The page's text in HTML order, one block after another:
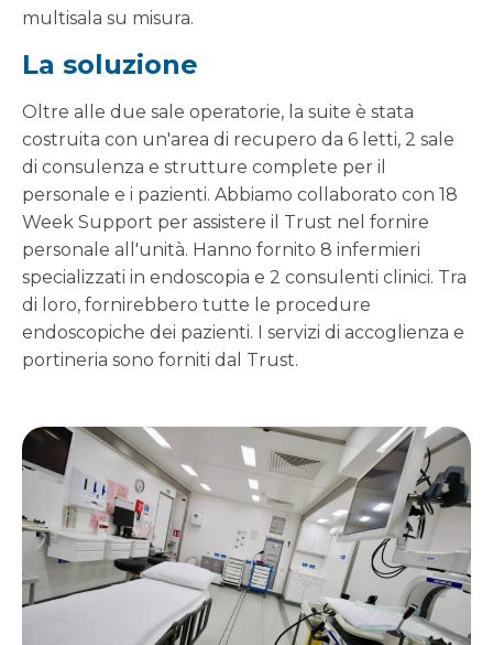
multisala su misura.
La soluzione
Oltre alle due sale operatorie, la suite è stata
costruita con un'area di recupero da 6 letti, 2 sale
di consulenza e strutture complete per il
personale e i pazienti. Abbiamo collaborato con 18
Week Support per assistere il Trust nel fornire
personale all'unità. Hanno fornito 8 infermieri
specializzati in endoscopia e 2 consulenti clinici. Tra
di loro, fornirebbero tutte le procedure
endoscopiche dei pazienti. I servizi di accoglienza e
portineria sono forniti dal Trust.